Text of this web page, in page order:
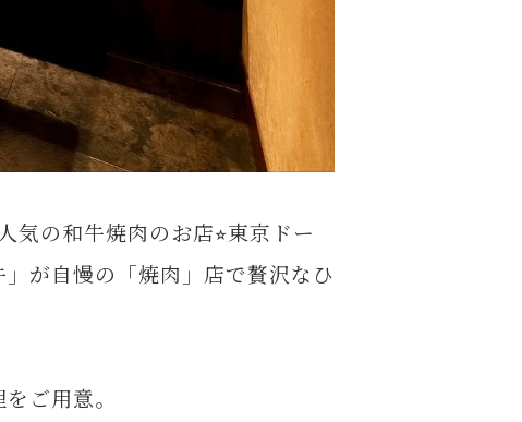
気の和牛焼肉のお店⭐︎東京ドー
が自慢の「焼肉」店で贅沢なひ
ご用意。